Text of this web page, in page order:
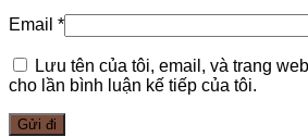
Email *
Lưu tên của tôi, email, và trang
cho lần bình luận kế tiếp của tôi.